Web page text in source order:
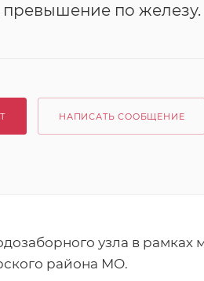
по железу.
НАПИСАТЬ СООБЩЕНИЕ
узла в
района МО.